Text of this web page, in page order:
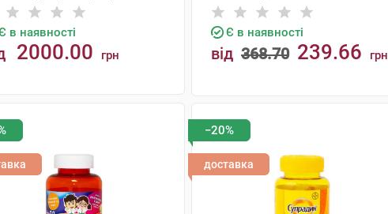
в наявності
2000.00 грн
Є в наявності
від 368.70 239.66 грн
−20%
доставка